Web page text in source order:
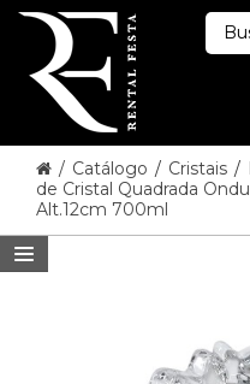
/ Catálogo / Cristais /
de Cristal Quadrada
Alt.12cm 700ml